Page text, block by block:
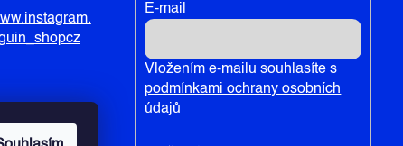
E-mail
Vložením e-mailu souhlasíte s
podmínkami ochrany osobních
údajů